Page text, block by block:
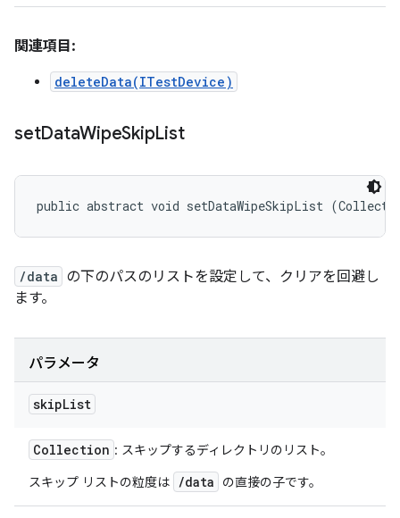
関連項目:
deleteData(ITestDevice)
setDataWipeSkipList
public abstract void setDataWipeSkipList
/data の下のパスのリストを設定して、クリアを回避し
ます。
パラメータ
skipList
Collection : スキップするディレクトリのリスト。
スキップ リストの粒度は
/data の直接の子です。